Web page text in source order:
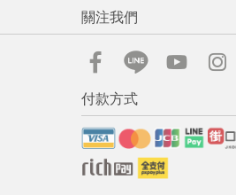
關注我們
付款方式